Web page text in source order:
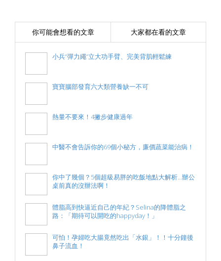
你可能會想看的文章 大家都在看的文章
小兵“彈力繩“立大功手臂、完美背肌輕鬆練
寶寶腦部發育六大類營養缺一不可
熱量不要來！4撇步健康過年
中醫不會告訴你的69個小秘方，廉價蔬菜能治病！
你中了幾個？5個超級易胖的吃飯地點大解析...辦公
桌前真的沒辦法啊！
體脂高到快逼近自己的年紀？Selina的降體脂之
路：「期待可以開吃的happyday！」
可怕！孕婦吃大腸竟然吃出「水銀」！！十分鐘後
鼻子流血！